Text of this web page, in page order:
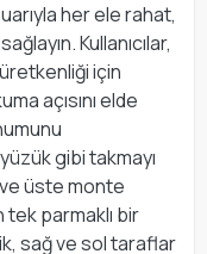
her ele rahat,
Kullanıcılar,
için
açısını elde
gibi takmayı
üste monte
parmaklı bir
sağ ve sol taraflar